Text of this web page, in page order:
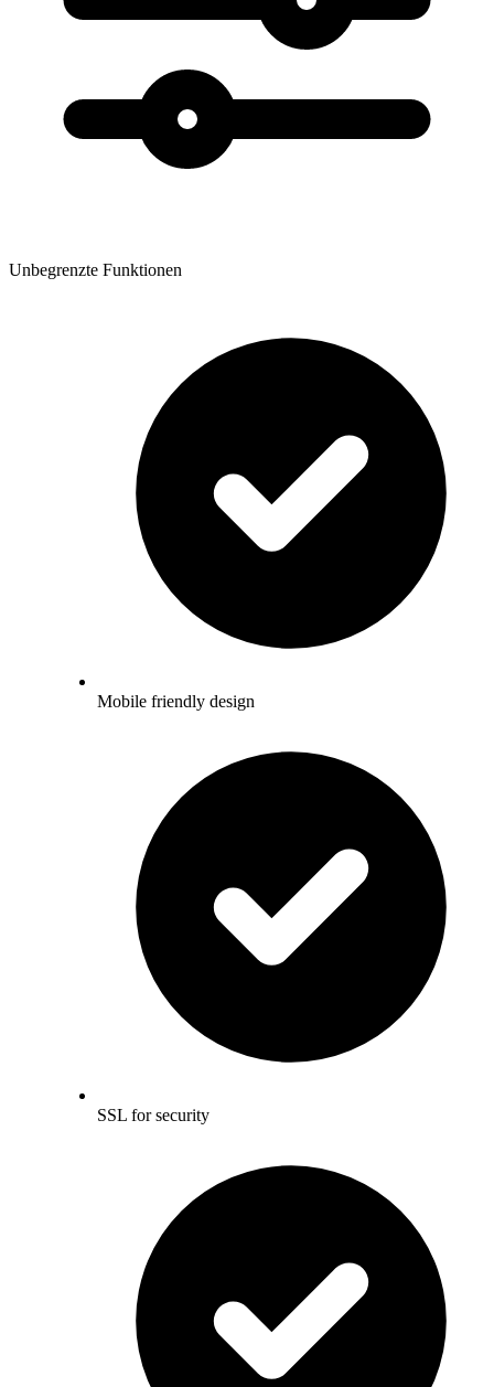
Unbegrenzte Funktionen
Mobile friendly design
SSL for security